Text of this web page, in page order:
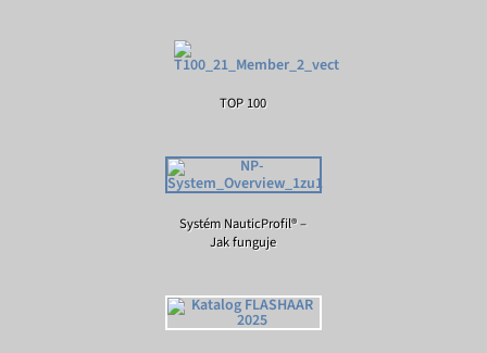
TOP 100
Systém NauticProfil® –
Jak funguje